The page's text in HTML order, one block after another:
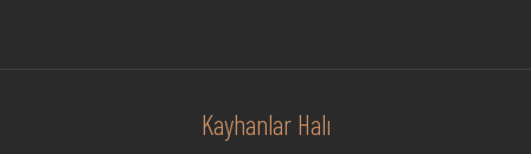
Kayhanlar Halı